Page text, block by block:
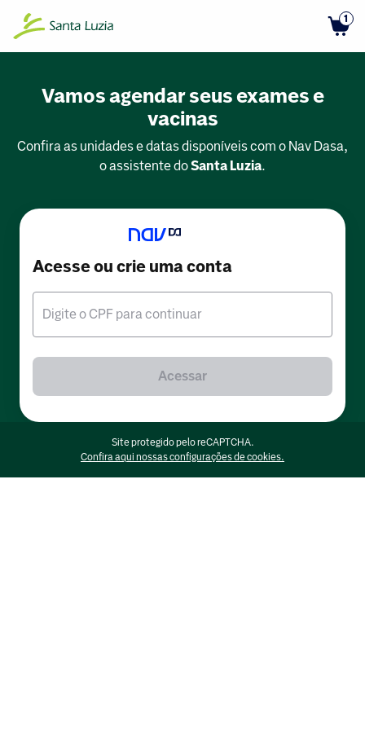
1
Vamos agendar seus exames e
vacinas
Confira as unidades e datas disponíveis com o Nav Dasa,
o assistente doSanta Luzia.
Acesse ou crie uma conta
Digite o CPF para continuar
Acessar
Site protegido pelo reCAPTCHA.
Confira aqui nossas configurações de cookies.